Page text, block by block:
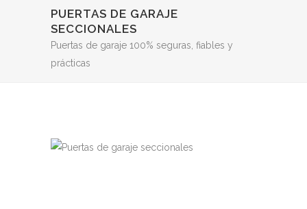
PUERTAS DE GARAJE
SECCIONALES
Puertas de garaje 100% seguras, fiables y
prácticas